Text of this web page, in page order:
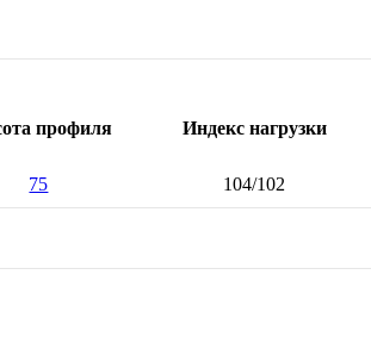
профиля Индекс нагрузки
75 104/102